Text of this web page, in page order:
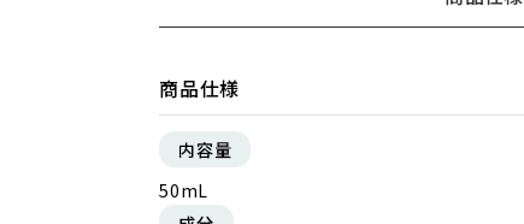
商品仕様
内容量
50mL
¥440（税込）